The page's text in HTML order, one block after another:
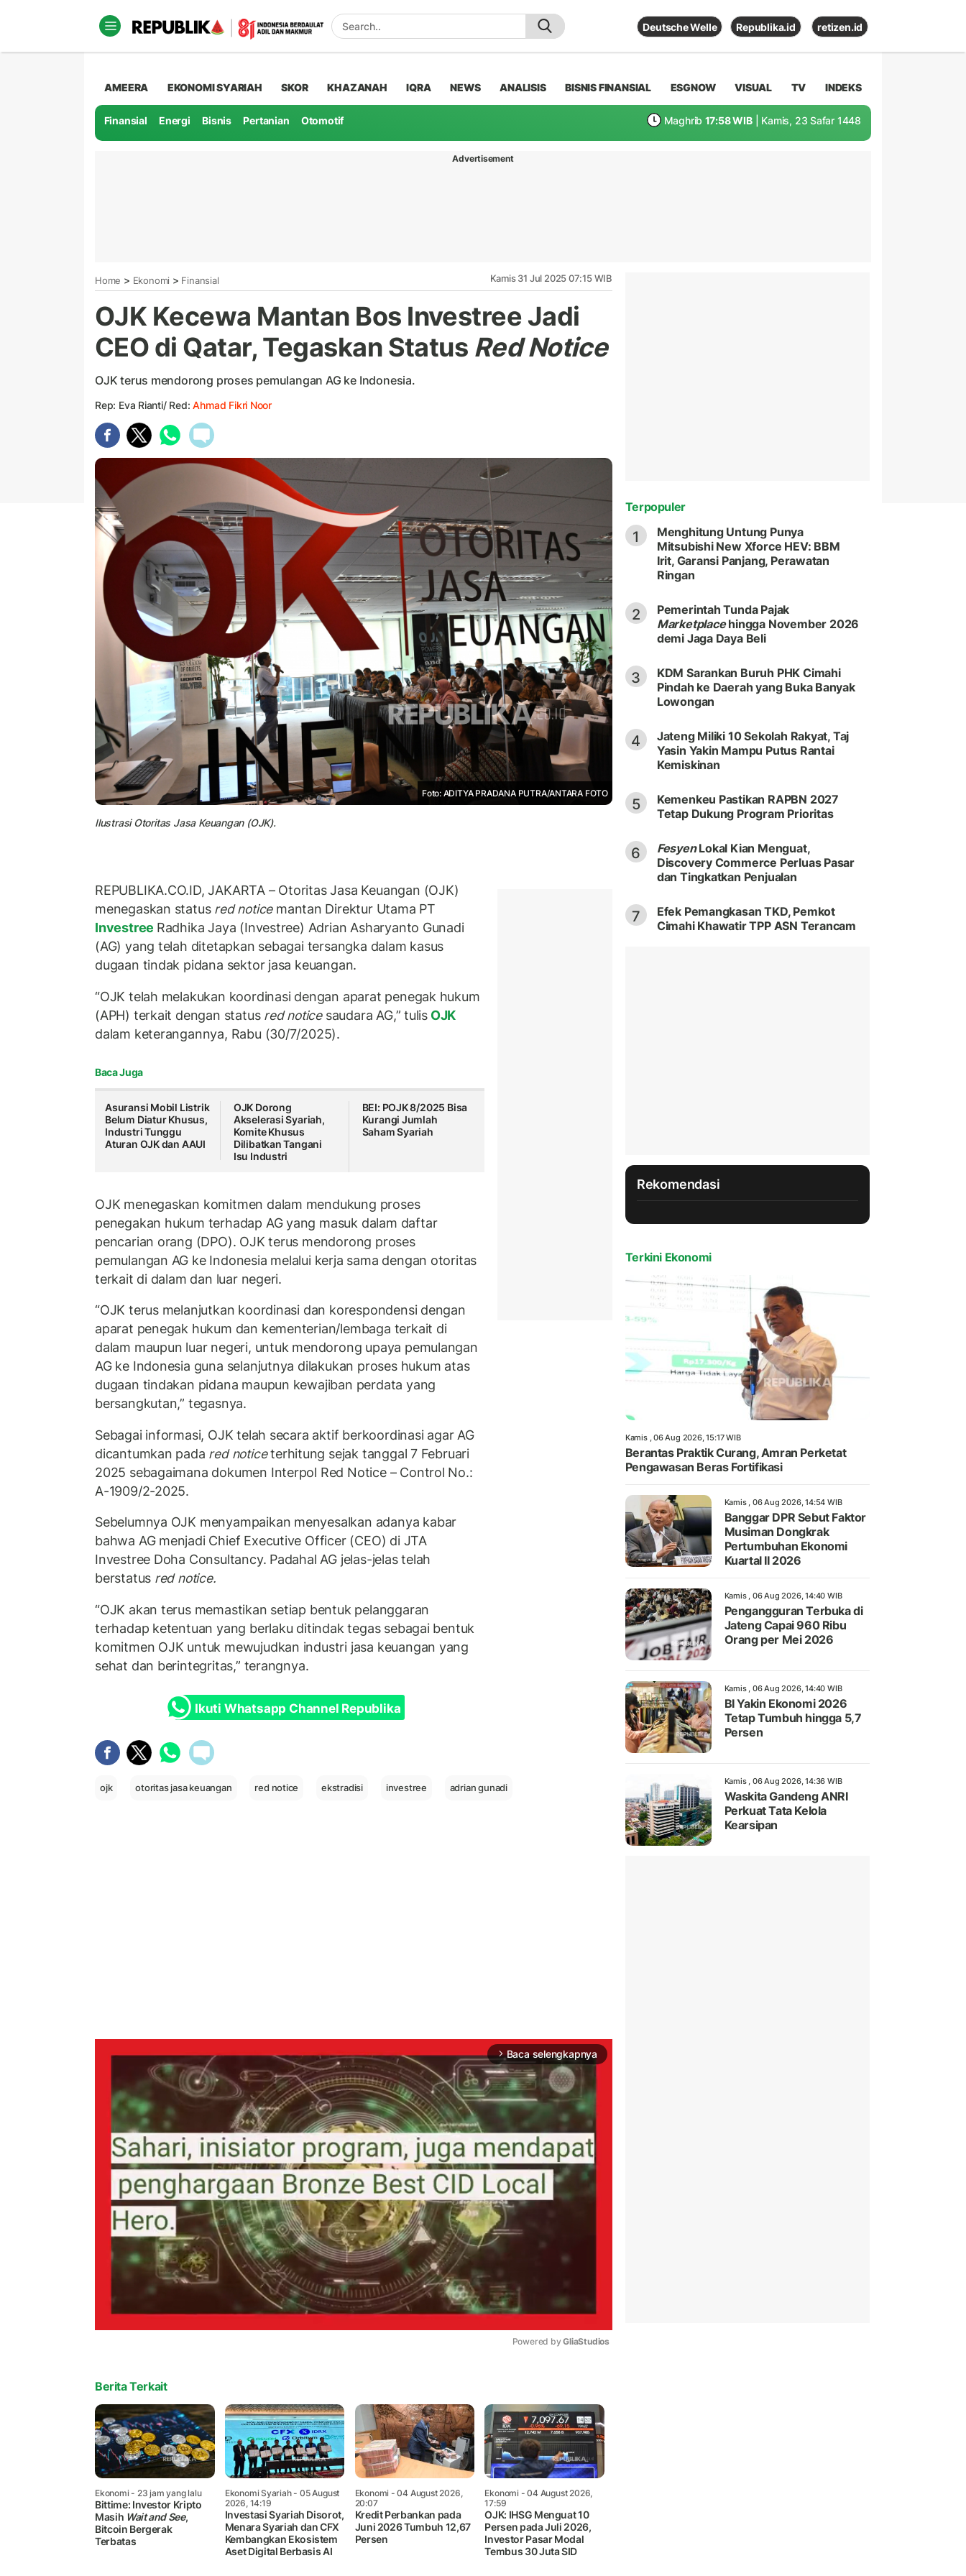
Deutsche Welle Republika.id retizen.id
AMEERA EKONOMI SYARIAH SKOR KHAZANAH IQRA NEWS ANALISIS BISNIS FINANSIAL ESGNOW VISUAL TV INDEKS
Finansial Energi Bisnis Pertanian Otomotif Maghrib 17:58 WIB | Kamis, 23 Safar 1448
Advertisement
Home > Ekonomi > Finansial Kamis 31 Jul 2025 07:15 WIB
OJK Kecewa Mantan Bos Investree Jadi
CEO di Qatar, Tegaskan Status Red Notice
OJK terus mendorong proses pemulangan AG ke Indonesia.
Rep: Eva Rianti/ Red:Ahmad Fikri Noor
Foto: ADITYA PRADANA PUTRA/ANTARA FOTO
Ilustrasi Otoritas Jasa Keuangan (OJK).
REPUBLIKA.CO.ID, JAKARTA – Otoritas Jasa Keuangan (OJK)
menegaskan status red noticemantan Direktur Utama PT
Investree Radhika Jaya (Investree) Adrian Asharyanto Gunadi
(AG) yang telah ditetapkan sebagai tersangka dalam kasus
dugaan tindak pidana sektor jasa keuangan.
“OJK telah melakukan koordinasi dengan aparat penegak hukum
(APH) terkait dengan status red noticesaudara AG,” tulis OJK
dalam keterangannya, Rabu (30/7/2025).
Baca Juga
Asuransi Mobil Listrik
Belum Diatur Khusus,
Industri Tunggu
Aturan OJK dan AAUI
OJK Dorong
Akselerasi Syariah,
Komite Khusus
Dilibatkan Tangani
Isu Industri
BEI: POJK 8/2025 Bisa
Kurangi Jumlah
Saham Syariah
OJK menegaskan komitmen dalam mendukung proses
penegakan hukum terhadap AG yang masuk dalam daftar
pencarian orang (DPO). OJK terus mendorong proses
pemulangan AG ke Indonesia melalui kerja sama dengan otoritas
terkait di dalam dan luar negeri.
“OJK terus melanjutkan koordinasi dan korespondensi dengan
aparat penegak hukum dan kementerian/lembaga terkait di
dalam maupun luar negeri, untuk mendorong upaya pemulangan
AG ke Indonesia guna selanjutnya dilakukan proses hukum atas
dugaan tindakan pidana maupun kewajiban perdata yang
bersangkutan,” tegasnya.
Sebagai informasi, OJK telah secara aktif berkoordinasi agar AG
dicantumkan pada red noticeterhitung sejak tanggal 7 Februari
2025 sebagaimana dokumen Interpol Red Notice – Control No.:
A-1909/2-2025.
Sebelumnya OJK menyampaikan menyesalkan adanya kabar
bahwa AG menjadi Chief Executive Officer (CEO) di JTA
Investree Doha Consultancy. Padahal AG jelas-jelas telah
berstatus red notice.
“OJK akan terus memastikan setiap bentuk pelanggaran
terhadap ketentuan yang berlaku ditindak tegas sebagai bentuk
komitmen OJK untuk mewujudkan industri jasa keuangan yang
sehat dan berintegritas,” terangnya.
Ikuti Whatsapp Channel Republika
ojk otoritas jasa keuangan red notice ekstradisi investree adrian gunadi
arrow_forward_ios Baca selengkapnya
Powered by GliaStudios
Berita Terkait
Ekonomi- 23 jam yang lalu
Bittime: Investor Kripto
Masih Wait and See,
Bitcoin Bergerak
Terbatas
Ekonomi Syariah- 05 August
2026, 14:19
Investasi Syariah Disorot,
Menara Syariah dan CFX
Kembangkan Ekosistem
Aset Digital Berbasis AI
Ekonomi - 04 August 2026,
20:07
Kredit Perbankan pada
Juni 2026 Tumbuh 12,67
Persen
Ekonomi- 04 August 2026,
17:59
OJK: IHSG Menguat 10
Persen pada Juli 2026,
Investor Pasar Modal
Tembus 30 Juta SID
Terpopuler
1
Menghitung Untung Punya
Mitsubishi New Xforce HEV: BBM
Irit, Garansi Panjang, Perawatan
Ringan
2
Pemerintah Tunda Pajak
Marketplacehingga November 2026
demi Jaga Daya Beli
3
KDM Sarankan Buruh PHK Cimahi
Pindah ke Daerah yang Buka Banyak
Lowongan
4
Jateng Miliki 10 Sekolah Rakyat, Taj
Yasin Yakin Mampu Putus Rantai
Kemiskinan
5
Kemenkeu Pastikan RAPBN 2027
Tetap Dukung Program Prioritas
6 FesyenLokal Kian Menguat,
Discovery Commerce Perluas Pasar
dan Tingkatkan Penjualan
7
Efek Pemangkasan TKD, Pemkot
Cimahi Khawatir TPP ASN Terancam
Rekomendasi
Terkini Ekonomi
Kamis , 06 Aug 2026, 15:17 WIB
Berantas Praktik Curang, Amran Perketat
Pengawasan Beras Fortifikasi
Kamis , 06 Aug 2026, 14:54 WIB
Banggar DPR Sebut Faktor
Musiman Dongkrak
Pertumbuhan Ekonomi
Kuartal II 2026
Kamis , 06 Aug 2026, 14:40 WIB
Pengangguran Terbuka di
Jateng Capai 960 Ribu
Orang per Mei 2026
Kamis , 06 Aug 2026, 14:40 WIB
BI Yakin Ekonomi 2026
Tetap Tumbuh hingga 5,7
Persen
Kamis , 06 Aug 2026, 14:36 WIB
Waskita Gandeng ANRI
Perkuat Tata Kelola
Kearsipan